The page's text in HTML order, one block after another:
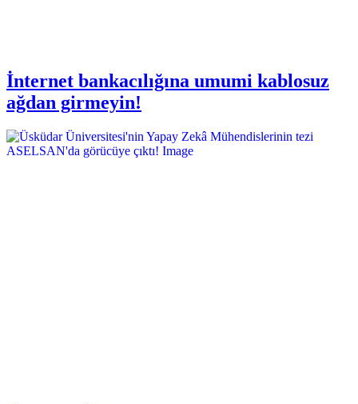
İnternet bankacılığına umumi kablosuz
ağdan girmeyin!